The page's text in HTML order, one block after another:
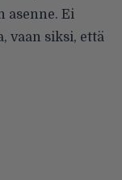
asenne. Ei
vaan siksi, että